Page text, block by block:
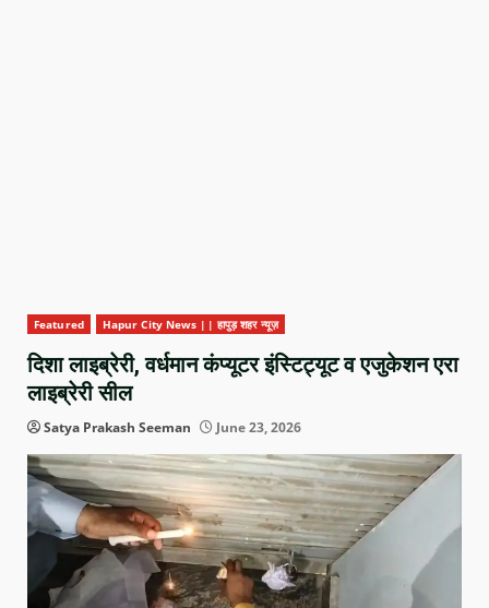
Featured Hapur City News || हापुड़ शहर न्यूज़
दिशा लाइब्रेरी, वर्धमान कंप्यूटर इंस्टिट्यूट व एजुकेशन एरा
लाइब्रेरी सील
Satya Prakash Seeman June 23, 2026